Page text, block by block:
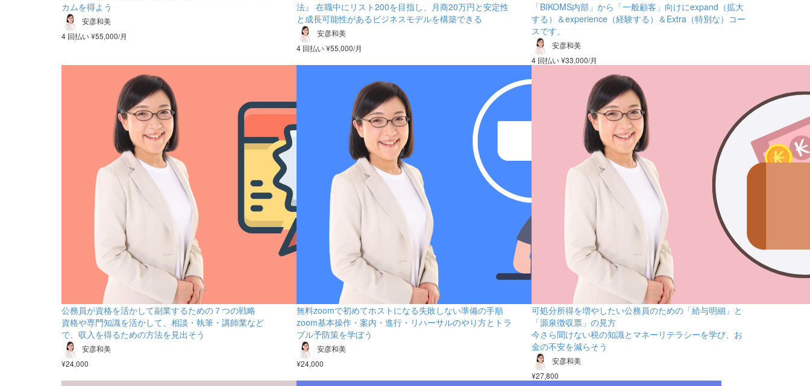
カムを得よう
安彦和美
4 回払い ¥55,000/月
法』 在職中にリスト200を目指し、月商20万円と安定性
と成長可能性があるビジネスモデルを構築できる
安彦和美
4 回払い ¥55,000/月
「BIKOMS内部」から「一般顧客」向けにexpand（拡大
する）＆experience（経験する）＆Extra（特別な）コー
スです。
安彦和美
4 回払い ¥33,000/月
公務員が資格を活かして副業するための７つの戦略
資格や専門知識を活かして、相談・執筆・講師業など
で、収入を得るための方法を見出そう
安彦和美
¥24,000
無料zoomで初めてホストになる失敗しない準備の手順
zoom基本操作・案内・進行・リハーサルのやり方とトラ
ブル予防策を学ぼう
安彦和美
¥24,000
可処分所得を増やしたい公務員のための「給与明細」と
「源泉徴収票」の見方
今さら聞けない税の知識とマネーリテラシーを学び、お
金の不安を減らそう
安彦和美
¥27,800